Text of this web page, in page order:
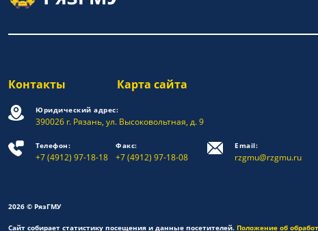
Контакты Карта сайта
Юридический адрес:
390026 г. Рязань, ул. Высоковольтная, д. 9
Телефон:
+7 (4912) 97-18-18
Факс:
+7 (4912) 97-18-08
Email:
rzgmu@rzgmu.ru
2026 © РязГМУ
Сайт собирает статистику посещения и данные посетителей. Положение об